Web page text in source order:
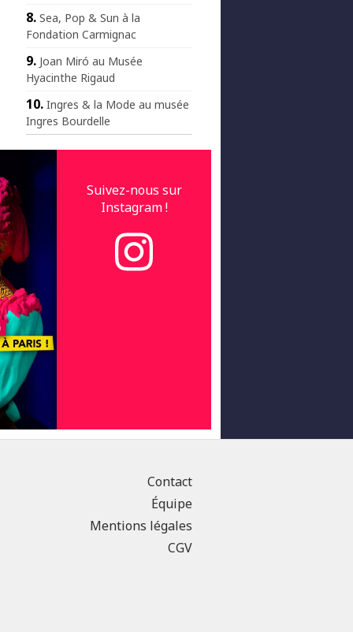
Sea, Pop & Sun à la
Fondation Carmignac
Joan Miró au Musée
Hyacinthe Rigaud
Ingres & la Mode au musée
Ingres Bourdelle
Suivez-nous sur
Instagram !
Contact
Équipe
Mentions légales
CGV